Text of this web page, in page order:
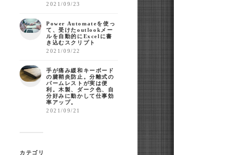
2021/09/23
Power Automateを使っ
て、受けたoutlookメー
ルを自動的にExcelに書
き込むスクリプト
2021/09/22
手が痛み緩和キーボード
の腱鞘炎防止。分離式の
パームレストが実は便
利。木製、ダーク色、自
分好みに動かして仕事効
率アップ。
2021/09/21
カテゴリ